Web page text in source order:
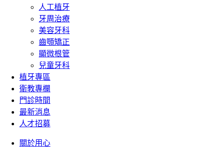
人工植牙
牙周治療
美容牙科
齒顎矯正
顯微根管
兒童牙科
植牙專區
衛教專欄
門診時間
最新消息
人才招募
關於用心